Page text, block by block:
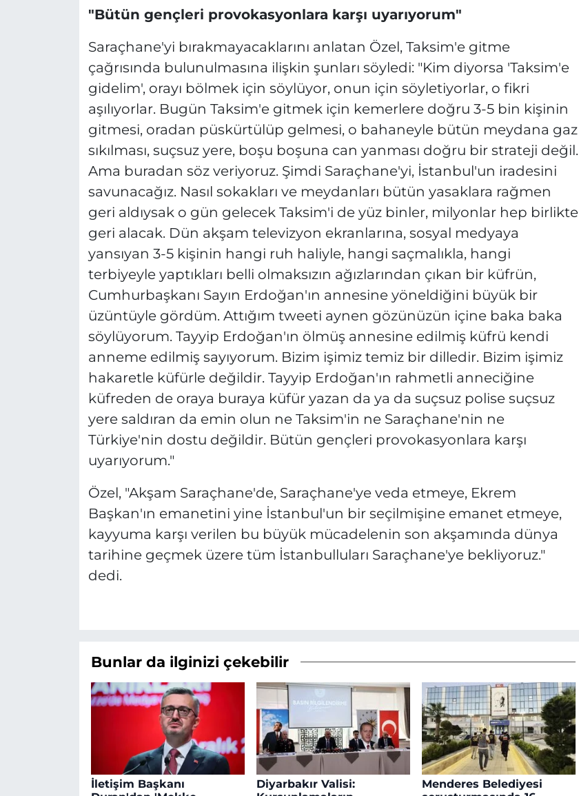
"Bütün gençleri provokasyonlara karşı uyarıyorum"
Saraçhane'yi bırakmayacaklarını anlatan Özel, Taksim'e gitme
çağrısında bulunulmasına ilişkin şunları söyledi: "Kim diyorsa 'Taksim'e
gidelim', orayı bölmek için söylüyor, onun için söyletiyorlar, o fikri
aşılıyorlar. Bugün Taksim'e gitmek için kemerlere doğru 3-5 bin kişinin
gitmesi, oradan püskürtülüp gelmesi, o bahaneyle bütün meydana gaz
sıkılması, suçsuz yere, boşu boşuna can yanması doğru bir strateji değil.
Ama buradan söz veriyoruz. Şimdi Saraçhane'yi, İstanbul'un iradesini
savunacağız. Nasıl sokakları ve meydanları bütün yasaklara rağmen
geri aldıysak o gün gelecek Taksim'i de yüz binler, milyonlar hep birlikte
geri alacak. Dün akşam televizyon ekranlarına, sosyal medyaya
yansıyan 3-5 kişinin hangi ruh haliyle, hangi saçmalıkla, hangi
terbiyeyle yaptıkları belli olmaksızın ağızlarından çıkan bir küfrün,
Cumhurbaşkanı Sayın Erdoğan'ın annesine yöneldiğini büyük bir
üzüntüyle gördüm. Attığım tweeti aynen gözünüzün içine baka baka
söylüyorum. Tayyip Erdoğan'ın ölmüş annesine edilmiş küfrü kendi
anneme edilmiş sayıyorum. Bizim işimiz temiz bir dilledir. Bizim işimiz
hakaretle küfürle değildir. Tayyip Erdoğan'ın rahmetli anneciğine
küfreden de oraya buraya küfür yazan da ya da suçsuz polise suçsuz
yere saldıran da emin olun ne Taksim'in ne Saraçhane'nin ne
Türkiye'nin dostu değildir. Bütün gençleri provokasyonlara karşı
uyarıyorum."
Özel, "Akşam Saraçhane'de, Saraçhane'ye veda etmeye, Ekrem
Başkan'ın emanetini yine İstanbul'un bir seçilmişine emanet etmeye,
kayyuma karşı verilen bu büyük mücadelenin son akşamında dünya
tarihine geçmek üzere tüm İstanbulluları Saraçhane'ye bekliyoruz."
dedi.
Bunlar da ilginizi çekebilir
İletişim Başkanı
Diyarbakır Valisi:
Menderes Belediyesi